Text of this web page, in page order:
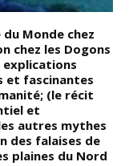
Monde chez
chez les Dogons
explications
et fascinantes
(le récit
et
autres mythes
des falaises de
plaines du Nord